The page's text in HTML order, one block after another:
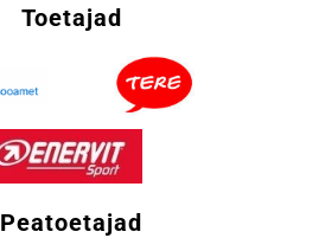
Toetajad
Peatoetajad